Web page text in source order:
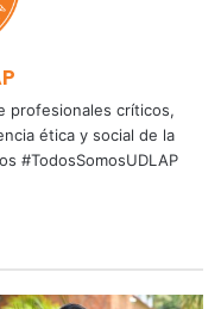
profesionales críticos,
ética y social de la
#TodosSomosUDLAP